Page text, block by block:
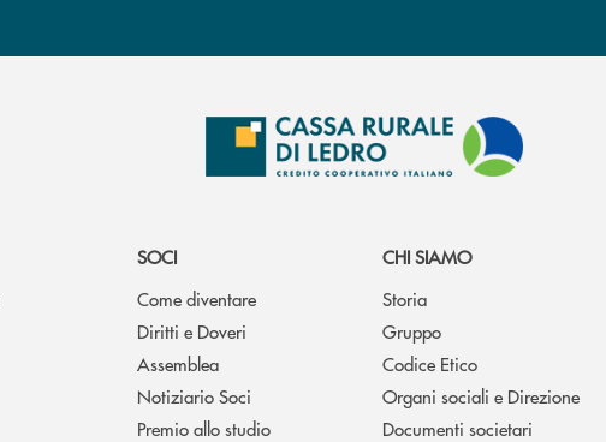
SOCI
Come diventare
Diritti e Doveri
Assemblea
Notiziario Soci
Premio allo studio
CHI SIAMO
Storia
Gruppo
Codice Etico
Organi sociali e Direzione
Documenti societari